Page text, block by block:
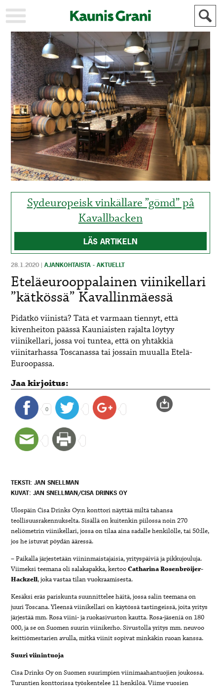
KAUPUNKI
STADEN
AJANKOHTAISTA
AKTUELLT
URHEILU
IDROTT
KULTTUURI
KULTUR
HISTORIA
HISTORIA
YLEINEN
ALLMÄN
MAINOSTAJILLE
FÖR
ANNONSÖRER
Sydeuropeisk vinkällare ”gömd” på
Kavallbacken
LÄS ARTIKELN
28.1.2020 |AJANKOHTAISTA - AKTUELLT
Eteläeurooppalainen viinikellari
”kätkössä” Kavallinmäessä
Pidätkö viinistä? Tätä et varmaan tiennyt, että
kivenheiton päässä Kauniaisten rajalta löytyy
viinikellari, jossa voi tuntea, että on yhtäkkiä
viinitarhassa Toscanassa tai jossain muualla Etelä-
Euroopassa.
Jaa kirjoitus:
0
TEKSTI: JAN SNELLMAN
KUVAT: JAN SNELLMAN/CISA DRINKS OY
Ulospäin Cisa Drinks Oy:n konttori näyttää miltä tahansa
teollisuusrakennukselta. Sisällä on kuitenkin piilossa noin 270
neliömetrin viinikellari, jossa on tilaa aina sadalle henkilölle, tai 50:lle,
jos he istuvat pöydän ääressä.
– Paikalla järjestetään viininmaistajaisia, yrityspäiviä ja pikkujouluja.
Viimeksi teemana oli salakapakka, kertooCatharina Rosenbröijer-
Hackzell, joka vastaa tilan vuokraamisesta.
Kesäksi eräs pariskunta suunnittelee häitä, jossa salin teemana on
juuri Toscana. Yleensä viinikellari on käytössä tastingeissä, joita yritys
järjestää mm. Rosa viini- ja ruokasivuston kautta. Rosa-jäseniä on 180
000, ja se on Suomen suurin viinikerho. Sivustolla yritys mm. neuvoo
keittiömestarien avulla, mitkä viinit sopivat minkäkin ruoan kanssa.
Suuri viinintuoja
Cisa Drinks Oy on Suomen suurimpien viinimaahantuojien joukossa.
Turuntien konttorissa työskentelee 11 henkilöä. Viime vuosien